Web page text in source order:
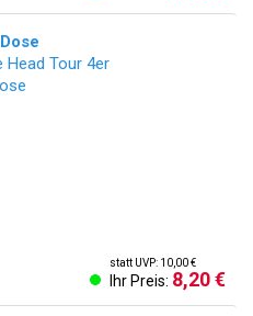
statt UVP: 10,00 €
Ihr Preis: 8,20 €